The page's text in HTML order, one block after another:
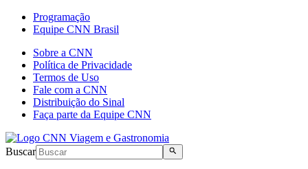
Programação
Equipe CNN Brasil
Sobre a CNN
Política de Privacidade
Termos de Uso
Fale com a CNN
Distribuição do Sinal
Faça parte da Equipe CNN
Buscar